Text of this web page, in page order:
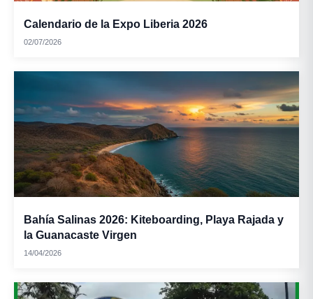
Calendario de la Expo Liberia 2026
02/07/2026
Bahía Salinas 2026: Kiteboarding, Playa Rajada y
la Guanacaste Virgen
14/04/2026